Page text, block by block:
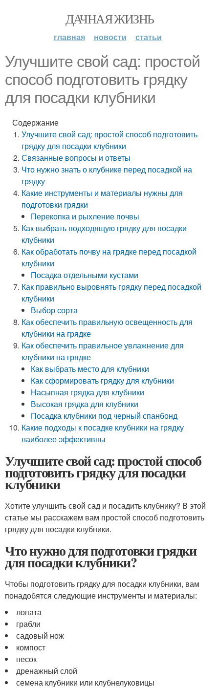
ДАЧНАЯ ЖИЗНЬ
главная новости статьи
Улучшите свой сад: простой
способ подготовить грядку
для посадки клубники
Содержание
Улучшите свой сад: простой способ подготовить
грядку для посадки клубники
Связанные вопросы и ответы
Что нужно знать о клубнике перед посадкой на
грядку
Какие инструменты и материалы нужны для
подготовки грядки
Перекопка и рыхление почвы
Как выбрать подходящую грядку для посадки
клубники
Как обработать почву на грядке перед посадкой
клубники
Посадка отдельными кустами
Как правильно выровнять грядку перед посадкой
клубники
Выбор сорта
Как обеспечить правильную освещенность для
клубники на грядке
Как обеспечить правильное увлажнение для
клубники на грядке
Как выбрать место для клубники
Как сформировать грядку для клубники
Насыпная грядка для клубники
Высокая грядка для клубники
Посадка клубники под черный спанбонд
Какие подходы к посадке клубники на грядку
наиболее эффективны
Улучшите свой сад: простой способ
подготовить грядку для посадки
клубники
Хотите улучшить свой сад и посадить клубнику? В этой
статье мы расскажем вам простой способ подготовить
грядку для посадки клубники.
Что нужно для подготовки грядки
для посадки клубники?
Чтобы подготовить грядку для посадки клубники, вам
понадобятся следующие инструменты и материалы:
лопата
грабли
садовый нож
компост
песок
дренажный слой
семена клубники или клубнелуковицы